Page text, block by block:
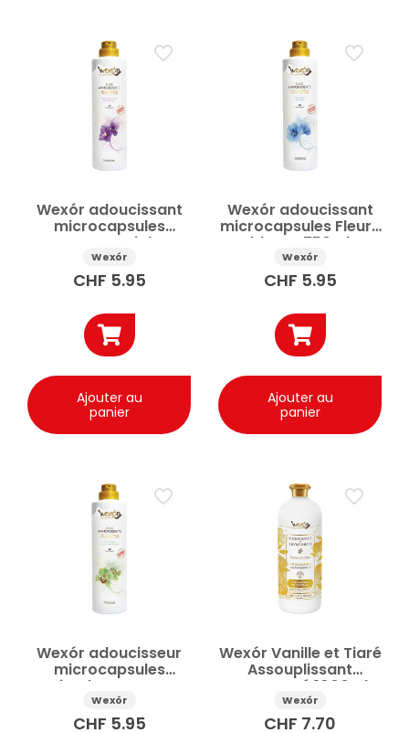
Wexór adoucissant
microcapsules
Harmony Violet
750ml
Wexór
CHF 5.95
Ajouter au
panier
Wexór adoucissant
microcapsules Fleurs
bleues 750ml
Wexór
CHF 5.95
Ajouter au
panier
Wexór adoucisseur
microcapsules
Himalaya Green
750ml
Wexór
CHF 5.95
Wexór Vanille et Tiaré
Assouplissant
concentré 1000ml
Wexór
CHF 7.70